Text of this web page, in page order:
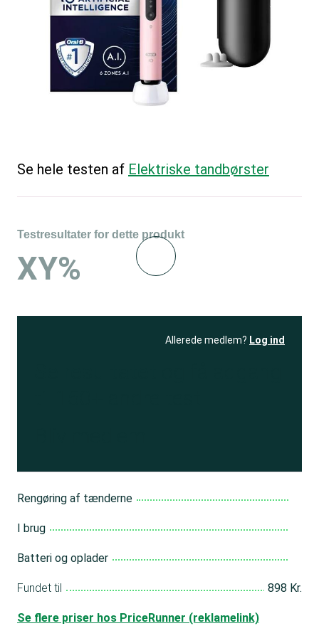
Se hele testen af Elektriske tandbørster
Testresultater for dette produkt
XY%
Allerede medlem? Log ind
Rengøring af tænderne
I brug
Batteri og oplader
Fundet til 898 Kr.
Se flere priser hos PriceRunner (reklamelink)